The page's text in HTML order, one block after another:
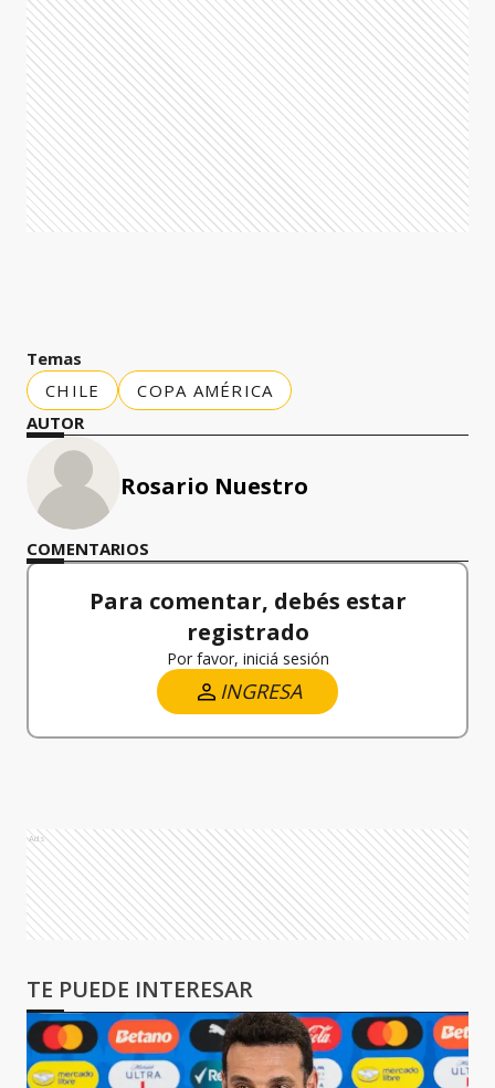
Temas
CHILE
COPA AMÉRICA
AUTOR
Rosario Nuestro
COMENTARIOS
Para comentar, debés estar
registrado
Por favor, iniciá sesión
INGRESA
Ads
TE PUEDE INTERESAR